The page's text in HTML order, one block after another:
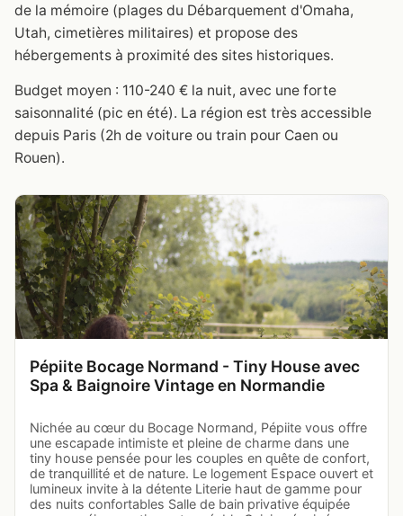
de la mémoire (plages du Débarquement d'Omaha,
Utah, cimetières militaires) et propose des
hébergements à proximité des sites historiques.
Budget moyen : 110-240 € la nuit, avec une forte
saisonnalité (pic en été). La région est très accessible
depuis Paris (2h de voiture ou train pour Caen ou
Rouen).
Pépiite Bocage Normand - Tiny House avec
Spa & Baignoire Vintage en Normandie
Nichée au cœur du Bocage Normand, Pépiite vous offre
une escapade intimiste et pleine de charme dans une
tiny house pensée pour les couples en quête de confort,
de tranquillité et de nature. Le logement Espace ouvert et
lumineux invite à la détente Literie haut de gamme pour
des nuits confortables Salle de bain privative équipée